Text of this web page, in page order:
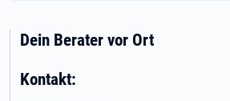
Dein Berater vor Ort
Kontakt: